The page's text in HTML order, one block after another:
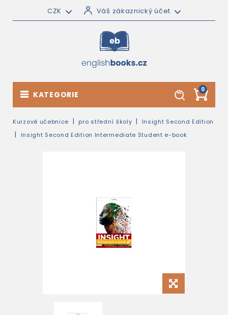
CZK Váš zákaznický účet
0
KATEGORIE
Kurzové učebnice pro střední školy
Insight Second Edition
Insight Second Edition Intermediate Student e-book